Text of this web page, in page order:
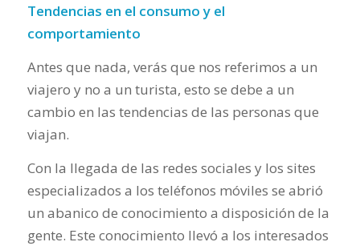
Tendencias en el consumo y el
comportamiento
Antes que nada, verás que nos referimos a un
viajero y no a un turista, esto se debe a un
cambio en las tendencias de las personas que
viajan.
Con la llegada de las redes sociales y los sites
especializados a los teléfonos móviles se abrió
un abanico de conocimiento a disposición de la
gente. Este conocimiento llevó a los interesados